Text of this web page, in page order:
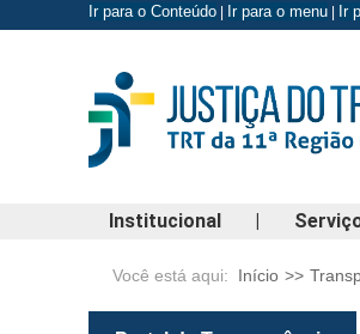
Ir para o Conteúdo Ir para o menu Ir
Institucional |
Você está aqui: Início >>